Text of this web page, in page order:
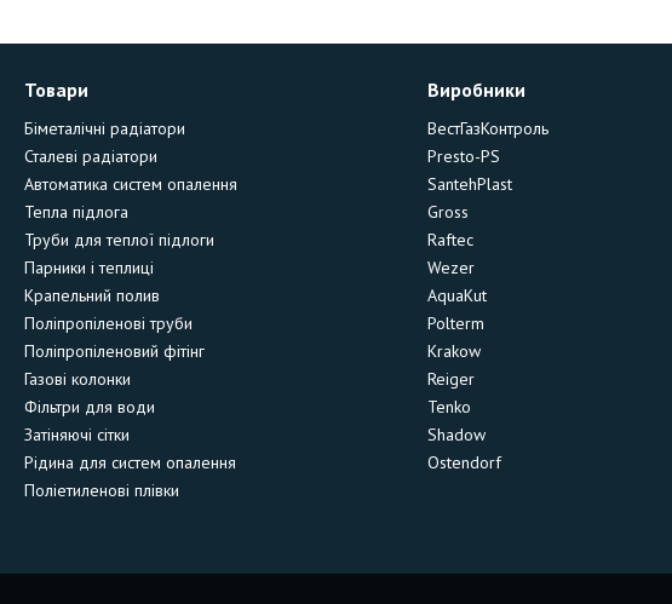
Товари
Біметалічні радіатори
Сталеві радіатори
Автоматика систем опалення
Тепла підлога
Труби для теплої підлоги
Парники і теплиці
Крапельний полив
Поліпропіленові труби
Поліпропіленовий фітінг
Газові колонки
Фільтри для води
Затіняючі сітки
Рідина для систем опалення
Поліетиленові плівки
Виробники
ВестГазКонтроль
Presto-PS
SantehPlast
Gross
Raftec
Wezer
AquaKut
Polterm
Krakow
Reiger
Tenko
Shadow
Ostendorf